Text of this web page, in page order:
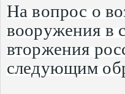
На вопрос о
вооружения в
вторжения
следующим